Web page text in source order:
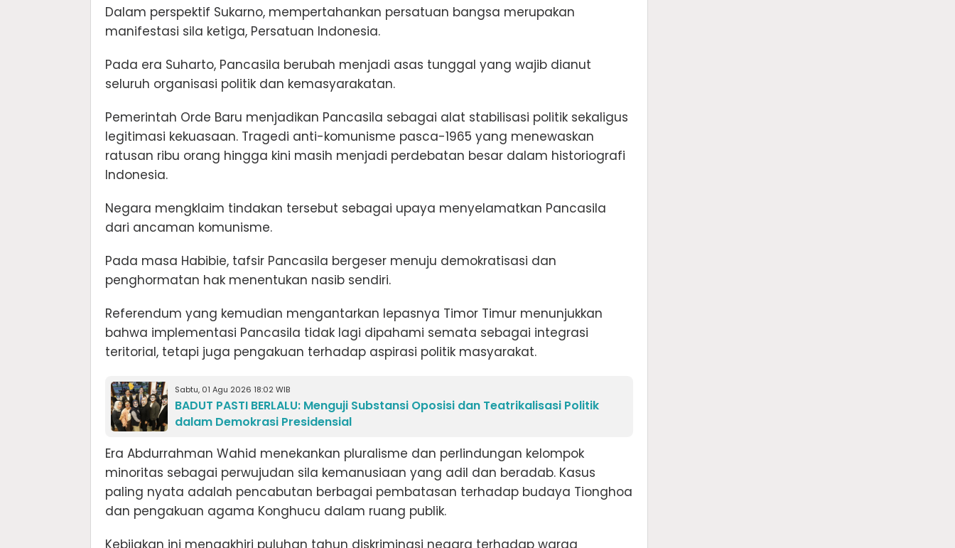
Dalam perspektif Sukarno, mempertahankan persatuan bangsa merupakan
manifestasi sila ketiga, Persatuan Indonesia.
Pada era Suharto, Pancasila berubah menjadi asas tunggal yang wajib dianut
seluruh organisasi politik dan kemasyarakatan.
Pemerintah Orde Baru menjadikan Pancasila sebagai alat stabilisasi politik sekaligus
legitimasi kekuasaan. Tragedi anti-komunisme pasca-1965 yang menewaskan
ratusan ribu orang hingga kini masih menjadi perdebatan besar dalam historiografi
Indonesia.
Negara mengklaim tindakan tersebut sebagai upaya menyelamatkan Pancasila
dari ancaman komunisme.
Pada masa Habibie, tafsir Pancasila bergeser menuju demokratisasi dan
penghormatan hak menentukan nasib sendiri.
Referendum yang kemudian mengantarkan lepasnya Timor Timur menunjukkan
bahwa implementasi Pancasila tidak lagi dipahami semata sebagai integrasi
teritorial, tetapi juga pengakuan terhadap aspirasi politik masyarakat.
Sabtu, 01 Agu 2026 18:02 WIB
BADUT PASTI BERLALU: Menguji Substansi Oposisi dan Teatrikalisasi Politik
dalam Demokrasi Presidensial
Era Abdurrahman Wahid menekankan pluralisme dan perlindungan kelompok
minoritas sebagai perwujudan sila kemanusiaan yang adil dan beradab. Kasus
paling nyata adalah pencabutan berbagai pembatasan terhadap budaya Tionghoa
dan pengakuan agama Konghucu dalam ruang publik.